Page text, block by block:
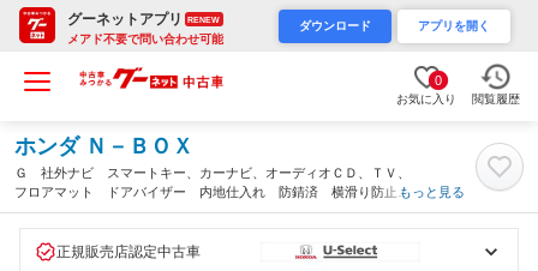
グーネットアプリ RENEW
メアド不要で問い合わせ可能
ダウンロード アプリを開く
0
お気に入り 閲覧履歴
ホンダ Ｎ－ＢＯＸ
Ｇ 社外ナビ スマートキー、カーナビ、オーディオＣＤ、ＴＶ、
フロアマット ドアバイザー 内地仕入れ 防錆済 横滑り防止シ
ステム ナビＴＶ ワンセグＴＶ ＬＥＤライト ＥＴＣ 運転席
もっと見る
正規販売店認定中古車